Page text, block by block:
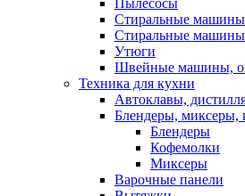
Пылесосы
Стиральные машины
Стиральные машины
Утюги
Швейные машины,
Техника для кухни
Автоклавы,
Блендеры, миксеры,
Блендеры
Кофемолки
Миксеры
Варочные панели